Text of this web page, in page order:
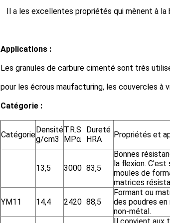
Il a les excellentes propriétés qui mènent à
Applications :
Les granules de carbure cimenté sont très
pour les écrous maufacturing, les couvercles à
Catégorie :
Catégorie
Densité
g/cm3
T.R.S
MPα
Dureté
HRA
Propriétés et
13,5 3000 83,5
Bonnes
la flexion.
moules de
matrices
YM11 14,4 2420 88,5
Formant ou
des poudres
non-métal.